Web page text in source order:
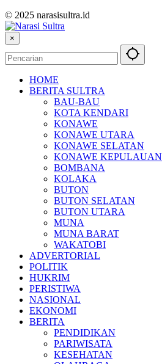
© 2025 narasisultra.id
×
HOME
BERITA SULTRA
BAU-BAU
KOTA KENDARI
KONAWE
KONAWE UTARA
KONAWE SELATAN
KONAWE KEPULAUAN
BOMBANA
KOLAKA
BUTON
BUTON SELATAN
BUTON UTARA
MUNA
MUNA BARAT
WAKATOBI
ADVERTORIAL
POLITIK
HUKRIM
PERISTIWA
NASIONAL
EKONOMI
BERITA
PENDIDIKAN
PARIWISATA
KESEHATAN